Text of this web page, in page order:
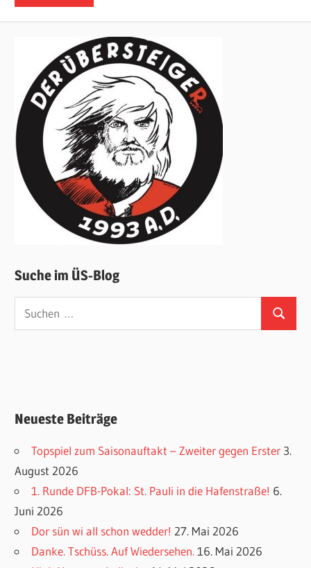
Suche im ÜS-Blog
Suchen
nach:
Suchen
Neueste Beiträge
Topspiel zum Saisonauftakt – Zweiter gegen Erster 3.
August 2026
1. Runde DFB-Pokal: St. Pauli in die Hafenstraße! 6.
Juni 2026
Dor sün wi all schon wedder! 27. Mai 2026
Danke. Tschüss. Auf Wiedersehen. 16. Mai 2026